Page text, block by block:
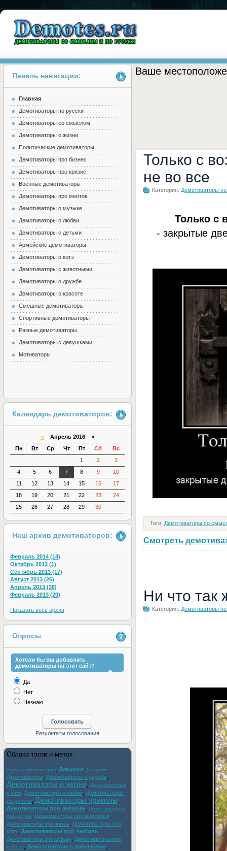
Demotes.ru
Ваше
Только с
не во все
Категория: Демотиваторы
Только с
- закрытые
Теги: Демотиваторы со
Смотреть
Ни что так
Категория: Демотиваторы
Панель навигации:
Главная
Демотиваторы по русски
Демотиваторы со смыслом
Демотиваторы о жизни
Политические демотиваторы
Демотиваторы про бизнес
Демотиваторы про кризис
Военные демотиваторы
Демотиваторы про ментов
Демотиваторы о музыке
Демотиваторы о любви
Демотиваторы с детьми
Армейские демотиваторы
Демотиваторы о котэ
Демотиваторы с животными
Демотиваторы о дружбе
Демотиваторы о красоте
Смешные демотиваторы
Спортивные демотиваторы
Разные демотиваторы
Демотиваторы с девушками
Мотиваторы
Календарь демотиваторов:
«Апрель 2016 »
Пн
Вт Ср Чт Пт Сб
Вс
1
2
3
4
5 6 7 8 9
10
11
12 13 14 15 16
17
18
19 20 21 22 23
24
25
26 27 28 29 30
Наш архив демотиваторов:
Февраль 2014 (14)
Октябрь 2013 (1)
Сентябрь 2013 (17)
Август 2013 (26)
Апрель 2013 (36)
Февраль 2013 (20)
Показать весь архив
Опросы
Хотели бы вы добавлять
демотиваторы на этот сайт?
Да
Нет
Незнаю
Облако тэгов и меток:
Авто демотиваторы Девушка Девушки
Демотиваторы Демотиваторы о дружбе
Демотиваторы о жизни
Демотиваторы
о котэ
Демотиваторы о любви
Демотиваторы
по русски Демотиваторы приколы
Демотиваторы про девушек
Демотиваторы
про детей
Демотиваторы про животных
Демотиваторы про жизнь
Демотиваторы про
котэ
Демотиваторы про любовь
Демотиваторы про музыку
Демотиваторы про
работу
Демотиваторы с девушками